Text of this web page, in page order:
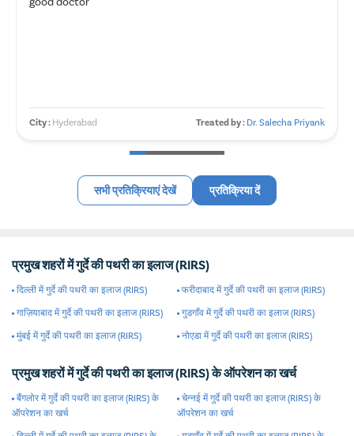
City : Hyderabad Treated by : Dr. Salecha Priyank
सभी प्रतिक्रियाएं देखें प्रतिक्रिया दें
प्रमुख शहरों में गुर्दे की पथरी का इलाज (RIRS)
दिल्ली में गुर्दे की पथरी का इलाज (RIRS) फरीदाबाद में गुर्दे की पथरी का इलाज (RIRS)
गाज़ियाबाद में गुर्दे की पथरी का इलाज (RIRS) गुडगाँव में गुर्दे की पथरी का इलाज (RIRS)
मुंबई में गुर्दे की पथरी का इलाज (RIRS) नोएडा में गुर्दे की पथरी का इलाज (RIRS)
प्रमुख शहरों में गुर्दे की पथरी का इलाज (RIRS) के ऑपरेशन का खर्च
बैंगलोर में गुर्दे की पथरी का इलाज (RIRS) के
ऑपरेशन का खर्च
चेन्नई में गुर्दे की पथरी का इलाज (RIRS) के
ऑपरेशन का खर्च